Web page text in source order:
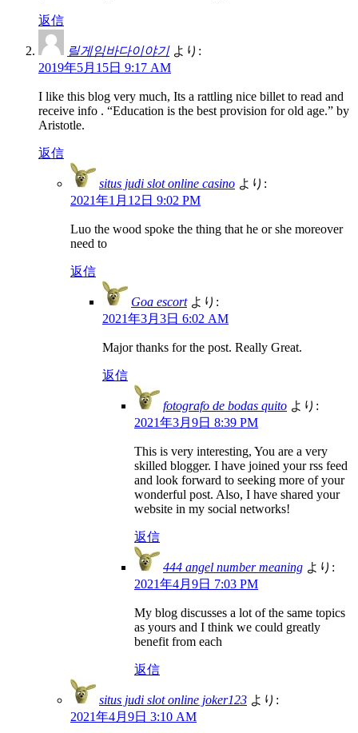
返信
릴게임바다이야기 より:
2019年5月15日 9:17 AM
I like this blog very much, Its a rattling nice billet to read and
receive info . “Education is the best provision for old age.” by
Aristotle.
返信
situs judi slot online casino より:
2021年1月12日 9:02 PM
Luo the wood spoke the thing that he or she moreover
need to
返信
Goa escort より:
2021年3月3日 6:02 AM
Major thanks for the post. Really Great.
返信
fotografo de bodas quito より:
2021年3月9日 8:39 PM
This is very interesting, You are a very
skilled blogger. I have joined your rss feed
and look forward to seeking more of your
wonderful post. Also, I have shared your
website in my social networks!
返信
444 angel number meaning より:
2021年4月9日 7:03 PM
My blog discusses a lot of the same topics
as yours and I think we could greatly
benefit from each
返信
situs judi slot online joker123 より:
2021年4月9日 3:10 AM